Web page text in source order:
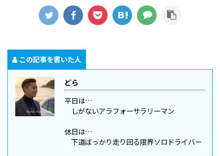
この記事を書いた人
どら
平日は…
しがないアラフォーサラリーマン
休日は…
下道ばっかり走り回る限界ソロドライバー